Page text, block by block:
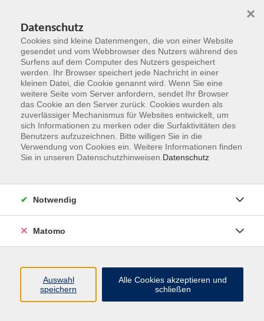
Zum Hauptinhalt springen
Der Kurs konnte nicht gefunden werden.
Erich-Kästner-Str. 5
65232 Taunusstein
info@vhs-rtk.de
Tel: 06128-92770
Datenschutz
Cookies sind kleine Datenmengen, die von einer Website
gesendet und vom Webbrowser des Nutzers während des
Surfens auf dem Computer des Nutzers gespeichert
werden. Ihr Browser speichert jede Nachricht in einer
kleinen Datei, die Cookie genannt wird. Wenn Sie eine
weitere Seite vom Server anfordern, sendet Ihr Browser
das Cookie an den Server zurück. Cookies wurden als
zuverlässiger Mechanismus für Websites entwickelt, um
sich Informationen zu merken oder die Surfaktivitäten des
Benutzers aufzuzeichnen. Bitte willigen Sie in die
Verwendung von Cookies ein. Weitere Informationen finden
Sie in unseren Datenschutzhinweisen. Datenschutz
×
Notwendig
Matomo
Auswahl
speichern
Alle Cookies akzeptieren und
schließen